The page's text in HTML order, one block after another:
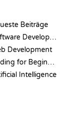
Beiträge
Software Development
Development
Coding for Beginners
Intelligence